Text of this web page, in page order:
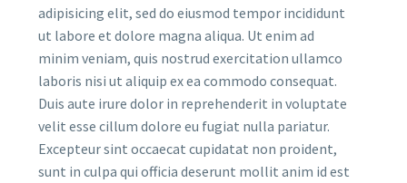
adipisicing elit, sed do eiusmod tempor incididunt
ut labore et dolore magna aliqua. Ut enim ad
minim veniam, quis nostrud exercitation ullamco
laboris nisi ut aliquip ex ea commodo consequat.
Duis aute irure dolor in reprehenderit in voluptate
velit esse cillum dolore eu fugiat nulla pariatur.
Excepteur sint occaecat cupidatat non proident,
sunt in culpa qui officia deserunt mollit anim id est